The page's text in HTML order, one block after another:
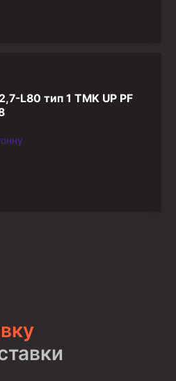
L80 тип 1 TMK UP PF